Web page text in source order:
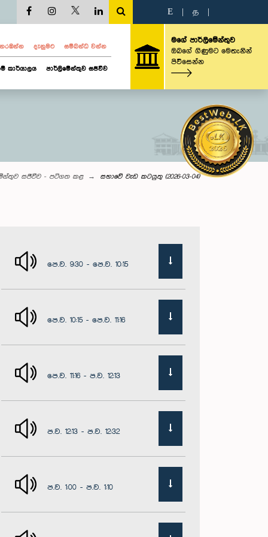
E த
දැනුමට සම්බන්ධ වන්න
කාර්යාලය පාර්ලිමේන්තුව සජීවීව
මගේ පාර්ලිමේන්තුව
ඔබගේ ගිණුමට මෙතැනින්
පිවිසෙන්න
සජීවීව - පටිගත කළ සභාවේ වැඩ කටයුතු (2026-03-04)
පෙ.ව. 9:30 - පෙ.ව. 10:15
පෙ.ව. 10:15 - පෙ.ව. 11:16
පෙ.ව. 11:16 - ප.ව. 12:13
ප.ව. 12:13 - ප.ව. 12:32
ප.ව. 1:00 - ප.ව. 1:10